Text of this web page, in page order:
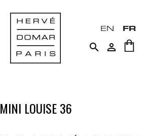
EN FR
 
MINI LOUISE 36